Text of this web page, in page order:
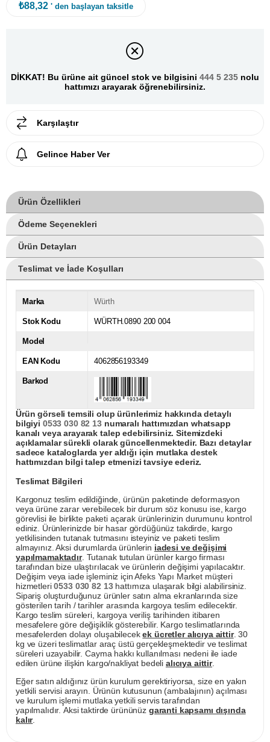
₺88,32 ' den başlayan taksitle
DİKKAT! Bu ürüne ait güncel stok ve bilgisini 444 5 235 nolu
hattımızı arayarak öğrenebilirsiniz.
Karşılaştır
Gelince Haber Ver
Ürün Özellikleri
Ödeme Seçenekleri
Ürün Detayları
Teslimat ve İade Koşulları
Marka Würth
Stok Kodu WÜRTH.0890 200 004
Model
EAN Kodu 4062856193349
Barkod
Ürün görseli temsili olup ürünlerimiz hakkında detaylı
bilgiyi 0533 030 82 13numaralı hattımızdan whatsapp
kanalı veya arayarak talep edebilirsiniz. Sitemizdeki
açıklamalar sürekli olarak güncellenmektedir. Bazı detaylar
sadece kataloglarda yer aldığı için mutlaka destek
hattımızdan bilgi talep etmenizi tavsiye ederiz.
Teslimat Bilgileri
Kargonuz teslim edildiğinde, ürünün paketinde deformasyon
veya ürüne zarar verebilecek bir durum söz konusu ise, kargo
görevlisi ile birlikte paketi açarak ürünlerinizin durumunu kontrol
ediniz. Ürünlerinizde bir hasar gördüğünüz takdirde, kargo
yetkilisinden tutanak tutmasını isteyiniz ve paketi teslim
almayınız. Aksi durumlarda ürünlerin iadesi ve değişimi
yapılmamaktadır. Tutanak tutulan ürünler kargo firması
tarafından bize ulaştırılacak ve ürünlerin değişimi yapılacaktır.
Değişim veya iade işleminiz için Afeks Yapı Market müşteri
hizmetleri0533 030 82 13hattımıza ulaşarak bilgi alabilirsiniz.
Sipariş oluşturduğunuz ürünler satın alma ekranlarında size
gösterilen tarih / tarihler arasında kargoya teslim edilecektir.
Kargo teslim süreleri, kargoya veriliş tarihinden itibaren
mesafelere göre değişiklik gösterebilir. Kargo teslimatlarında
mesafelerden dolayı oluşabilecekek ücretler alıcıya aittir. 30
kg ve üzeri teslimatlar araç üstü gerçekleşmektedir ve teslimat
süreleri uzayabilir. Cayma hakkı kullanılması nedeni ile iade
edilen ürüne ilişkin kargo/nakliyat bedeli alıcıya aittir.
Eğer satın aldığınız ürün kurulum gerektiriyorsa, size en yakın
yetkili servisi arayın. Ürünün kutusunun (ambalajının) açılması
ve kurulum işlemi mutlaka yetkili servis tarafından
yapılmalıdır. Aksi taktirde ürününüz garanti kapsamı dışında
kalır.